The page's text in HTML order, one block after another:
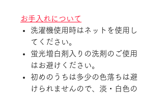
お手入れについて
洗濯機使用時はネットを使用し
てください。
蛍光増白剤入りの洗剤のご使用
はお避けください。
初めのうちは多少の色落ちは避
けられませんので、淡・白色の